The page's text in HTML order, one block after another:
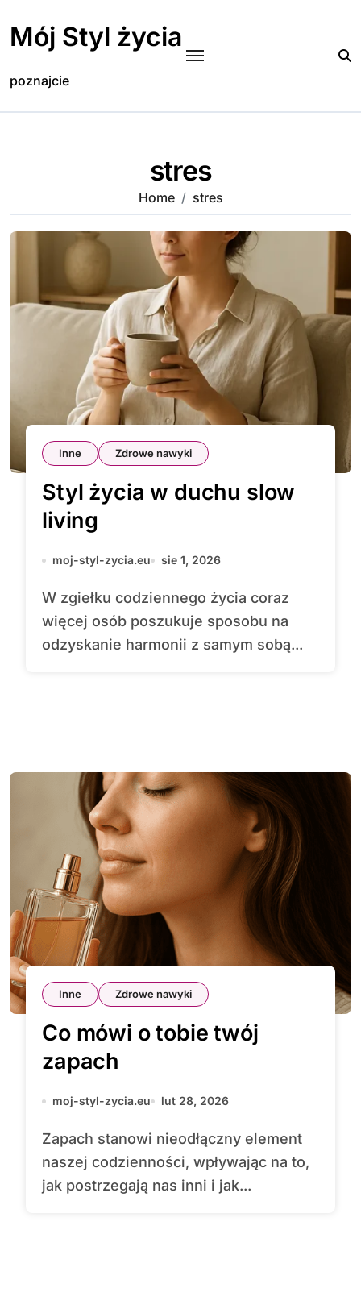
content
Mój Styl życia
poznajcie
stres
Home stres
Inne Zdrowe nawyki
Styl życia w duchu slow
living
moj-styl-zycia.eu sie 1, 2026
W zgiełku codziennego życia coraz
więcej osób poszukuje sposobu na
odzyskanie harmonii z samym sobą...
Inne Zdrowe nawyki
Co mówi o tobie twój
zapach
moj-styl-zycia.eu lut 28, 2026
Zapach stanowi nieodłączny element
naszej codzienności, wpływając na to,
jak postrzegają nas inni i jak...